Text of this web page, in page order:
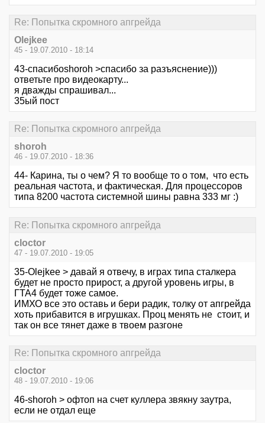
Re: Попытка скромного апгрейда
Olejkee
45 - 19.07.2010 - 18:14
43-спасибоshoroh >спасибо за разъяснение)))
ответьте про видеокарту...
я дважды спрашивал...
35ый пост
Re: Попытка скромного апгрейда
shoroh
46 - 19.07.2010 - 18:36
44- Карина, ты о чем? Я то вообще то о том, что есть
реальная частота, и фактическая. Для процессоров
типа 8200 частота системной шины равна 333 мг :)
Re: Попытка скромного апгрейда
cloctor
47 - 19.07.2010 - 19:05
35-Olejkee > давай я отвечу, в играх типа сталкера
будет не просто прирост, а другой уровень игры, в
ГТА4 будет тоже самое.
ИМХО все это оставь и бери радик, толку от апгрейда
хоть прибавится в игрушках. Проц менять не стоит, и
так он все тянет даже в твоем разгоне
Re: Попытка скромного апгрейда
cloctor
48 - 19.07.2010 - 19:06
46-shoroh > офтоп на счет куллера звякну заутра,
если не отдал еще